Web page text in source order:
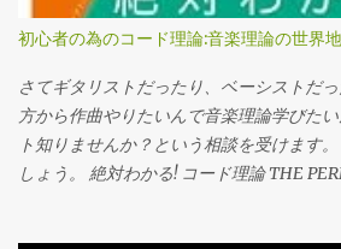
初心者の為のコード理論:音楽理論の世界
さてギタリストだったり、ベーシストだ
方から作曲やりたいんで音楽理論学びた
ト知りませんか？という相談を受けます
しょう。 絶対わかる! コード理論 THE